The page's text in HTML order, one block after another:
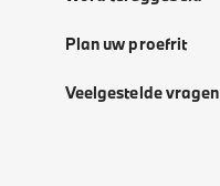
Plan uw proefrit
Veelgestelde vragen